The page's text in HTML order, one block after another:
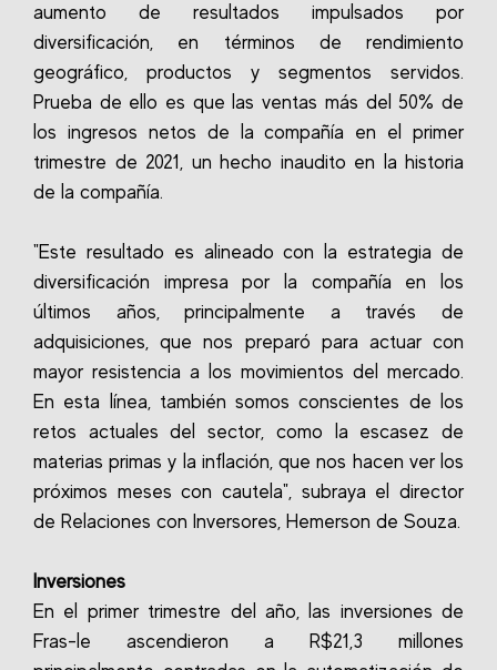
aumento de resultados impulsados por
diversificación, en términos de rendimiento
geográfico, productos y segmentos servidos.
Prueba de ello es que las ventas más del 50% de
los ingresos netos de la compañía en el primer
trimestre de 2021, un hecho inaudito en la historia
de la compañía.
"Este resultado es alineado con la estrategia de
diversificación impresa por la compañía en los
últimos años, principalmente a través de
adquisiciones, que nos preparó para actuar con
mayor resistencia a los movimientos del mercado.
En esta línea, también somos conscientes de los
retos actuales del sector, como la escasez de
materias primas y la inflación, que nos hacen ver los
próximos meses con cautela", subraya el director
de Relaciones con Inversores, Hemerson de Souza.
Inversiones
En el primer trimestre del año, las inversiones de
Fras-le ascendieron a R$21,3 millones